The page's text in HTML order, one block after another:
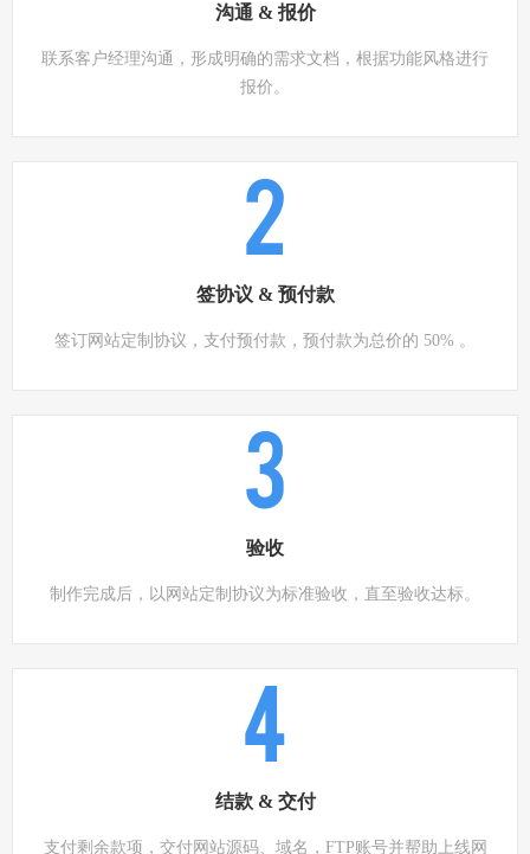
沟通 & 报价
联系客户经理沟通，形成明确的需求文档，根据功能风格进行
报价。
2
签协议 & 预付款
签订网站定制协议，支付预付款，预付款为总价的 50% 。
3
验收
制作完成后，以网站定制协议为标准验收，直至验收达标。
4
结款 & 交付
支付剩余款项，交付网站源码、域名，FTP账号并帮助上线网